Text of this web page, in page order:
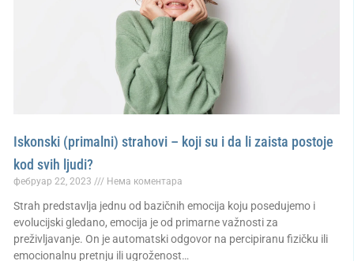
Iskonski (primalni) strahovi – koji su i da li zaista postoje
kod svih ljudi?
фебруар 22, 2023 Нема коментара
Strah predstavlja jednu od bazičnih emocija koju posedujemo i
evolucijski gledano, emocija je od primarne važnosti za
preživljavanje. On je automatski odgovor na percipiranu fizičku ili
emocionalnu pretnju ili ugroženost…